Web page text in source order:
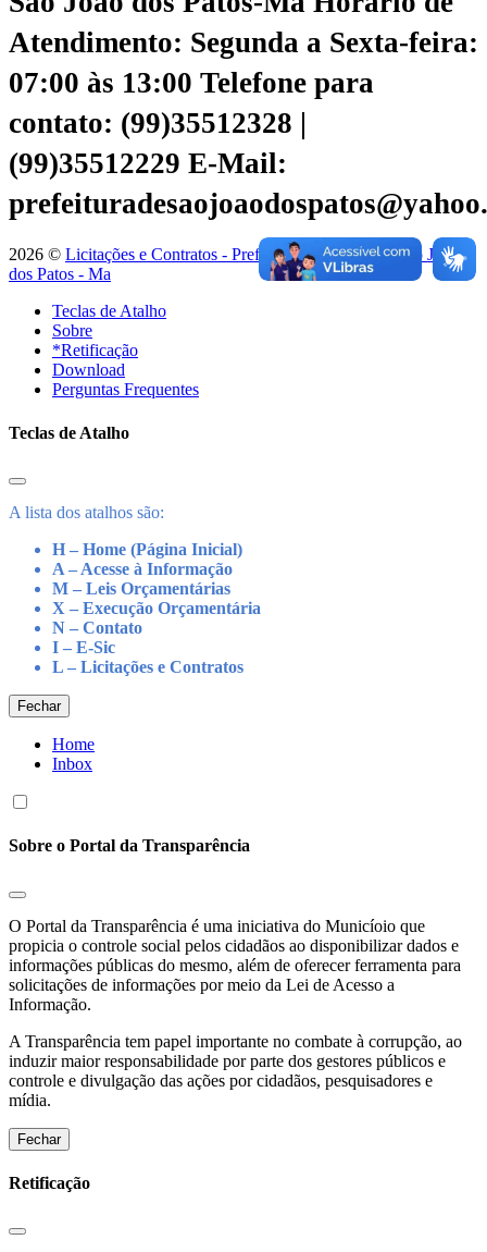
Atendimento: Segunda a Sexta-feira:
07:00 às 13:00 Telefone para
contato: (99)35512328 |
(99)35512229 E-Mail:
2026 © Licitações e Contratos - Prefeitura Municipal de São João
dos Patos - Ma
Teclas de Atalho
Sobre
*Retificação
Download
Perguntas Frequentes
Teclas de Atalho
A lista dos atalhos são:
H – Home (Página Inicial)
A – Acesse à Informação
M – Leis Orçamentárias
X – Execução Orçamentária
N – Contato
I – E-Sic
L – Licitações e Contratos
Fechar
Home
Inbox
Sobre o Portal da Transparência
O Portal da Transparência é uma iniciativa do Municíoio que
propicia o controle social pelos cidadãos ao disponibilizar dados e
informações públicas do mesmo, além de oferecer ferramenta para
solicitações de informações por meio da Lei de Acesso a
Informação.
A Transparência tem papel importante no combate à corrupção, ao
induzir maior responsabilidade por parte dos gestores públicos e
controle e divulgação das ações por cidadãos, pesquisadores e
mídia.
Fechar
Retificação